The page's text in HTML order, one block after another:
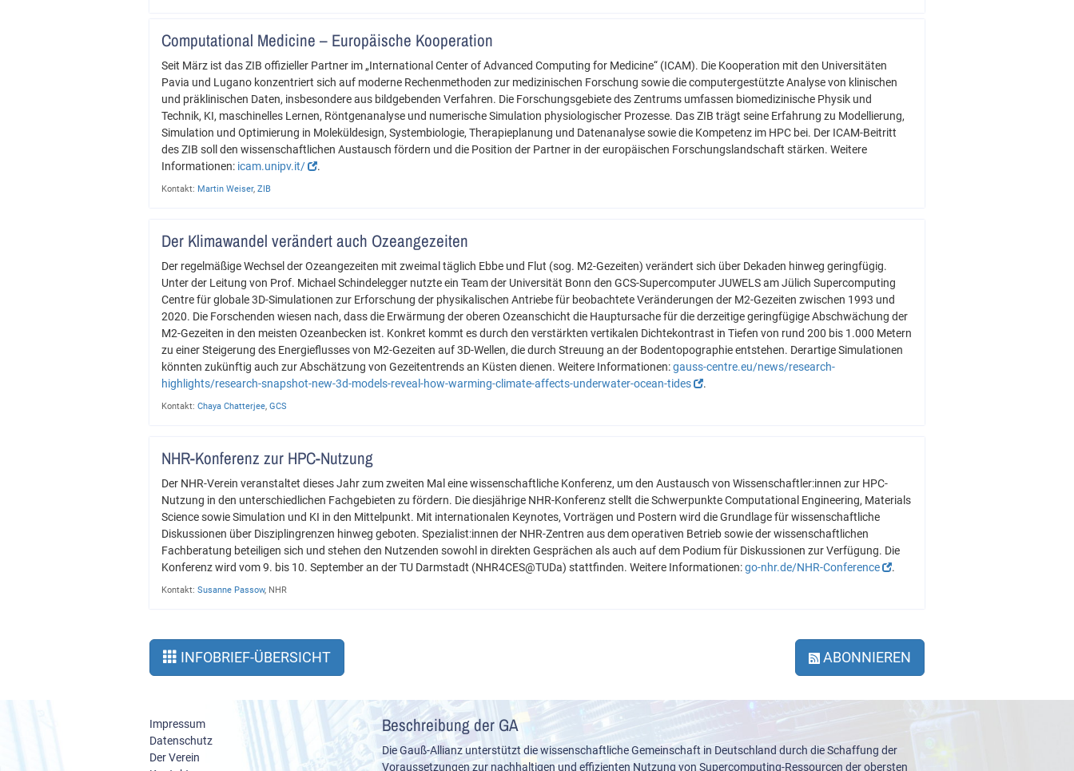
Computational Medicine – Europäische Kooperation
Seit März ist das ZIB offizieller Partner im „International Center of Advanced Computing for Medicine“ (ICAM). Die Kooperation mit den Universitäten
Pavia und Lugano konzentriert sich auf moderne Rechenmethoden zur medizinischen Forschung sowie die computergestützte Analyse von klinischen
und präklinischen Daten, insbesondere aus bildgebenden Verfahren. Die Forschungsgebiete des Zentrums umfassen biomedizinische Physik und
Technik, KI, maschinelles Lernen, Röntgenanalyse und numerische Simulation physiologischer Prozesse. Das ZIB trägt seine Erfahrung zu Modellierung,
Simulation und Optimierung in Moleküldesign, Systembiologie, Therapieplanung und Datenanalyse sowie die Kompetenz im HPC bei. Der ICAM-Beitritt
des ZIB soll den wissenschaftlichen Austausch fördern und die Position der Partner in der europäischen Forschungslandschaft stärken. Weitere
Informationen: icam.unipv.it/ .
Kontakt: Martin Weiser, ZIB
Der Klimawandel verändert auch Ozeangezeiten
Der regelmäßige Wechsel der Ozeangezeiten mit zweimal täglich Ebbe und Flut (sog. M2-Gezeiten) verändert sich über Dekaden hinweg geringfügig.
Unter der Leitung von Prof. Michael Schindelegger nutzte ein Team der Universität Bonn den GCS-Supercomputer JUWELS am Jülich Supercomputing
Centre für globale 3D-Simulationen zur Erforschung der physikalischen Antriebe für beobachtete Veränderungen der M2-Gezeiten zwischen 1993 und
2020. Die Forschenden wiesen nach, dass die Erwärmung der oberen Ozeanschicht die Hauptursache für die derzeitige geringfügige Abschwächung der
M2-Gezeiten in den meisten Ozeanbecken ist. Konkret kommt es durch den verstärkten vertikalen Dichtekontrast in Tiefen von rund 200 bis 1.000 Metern
zu einer Steigerung des Energieflusses von M2-Gezeiten auf 3D-Wellen, die durch Streuung an der Bodentopographie entstehen. Derartige Simulationen
könnten zukünftig auch zur Abschätzung von Gezeitentrends an Küsten dienen. Weitere Informationen:gauss-centre.eu/news/research-
highlights/research-snapshot-new-3d-models-reveal-how-warming-climate-affects-underwater-ocean-tides
.
Kontakt: Chaya Chatterjee GCS
NHR-Konferenz zur HPC-Nutzung
Der NHR-Verein veranstaltet dieses Jahr zum zweiten Mal eine wissenschaftliche Konferenz, um den Austausch von Wissenschaftler:innen zur HPC-
Nutzung in den unterschiedlichen Fachgebieten zu fördern. Die diesjährige NHR-Konferenz stellt die Schwerpunkte Computational Engineering, Materials
Science sowie Simulation und KI in den Mittelpunkt. Mit internationalen Keynotes, Vorträgen und Postern wird die Grundlage für wissenschaftliche
Diskussionen über Disziplingrenzen hinweg geboten. Spezialist:innen der NHR-Zentren aus dem operativen Betrieb sowie der wissenschaftlichen
Fachberatung beteiligen sich und stehen den Nutzenden sowohl in direkten Gesprächen als auch auf dem Podium für Diskussionen zur Verfügung. Die
Konferenz wird vom 9. bis 10. September an der TU Darmstadt (NHR4CES@TUDa) stattfinden. Weitere Informationen:go-nhr.de/NHR-Conference .
Kontakt: Susanne Passow, NHR
INFOBRIEF-ÜBERSICHT ABONNIEREN
Impressum
Datenschutz
Der Verein
Beschreibung der GA
Die Gauß-Allianz unterstützt die wissenschaftliche Gemeinschaft in Deutschland durch die Schaffung der
Voraussetzungen zur nachhaltigen und effizienten Nutzung von Supercomputing-Ressourcen der obersten